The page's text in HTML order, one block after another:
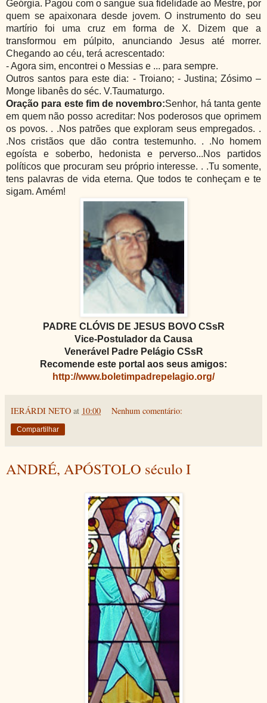
Geórgia. Pagou com o sangue sua fidelidade ao Mestre, por
quem se apaixonara desde jovem. O instrumento do seu
martírio foi uma cruz em forma de X. Dizem que a
transformou em púlpito, anunciando Jesus até morrer.
Chegando ao céu, terá acrescentado:
- Agora sim, encontrei o Messias e ... para sempre.
Outros santos para este dia: - Troiano; - Justina; Zósimo –
Monge libanês do séc. V.Taumaturgo.
Oração para este fim de novembro:Senhor, há tanta gente
em quem não posso acreditar: Nos poderosos que oprimem
os povos. . .Nos patrões que exploram seus empregados. .
.Nos cristãos que dão contra testemunho. . .No homem
egoísta e soberbo, hedonista e perverso...Nos partidos
políticos que procuram seu próprio interesse. . .Tu somente,
tens palavras de vida eterna. Que todos te conheçam e te
sigam. Amém!
PADRE CLÓVIS DE JESUS BOVO CSsR
Vice-Postulador da Causa
Venerável Padre Pelágio CSsR
Recomende este portal aos seus amigos:
http://www.boletimpadrepelagio.org/
IERÁRDI NETO at 10:00 Nenhum comentário:
Compartilhar
ANDRÉ, APÓSTOLO século I